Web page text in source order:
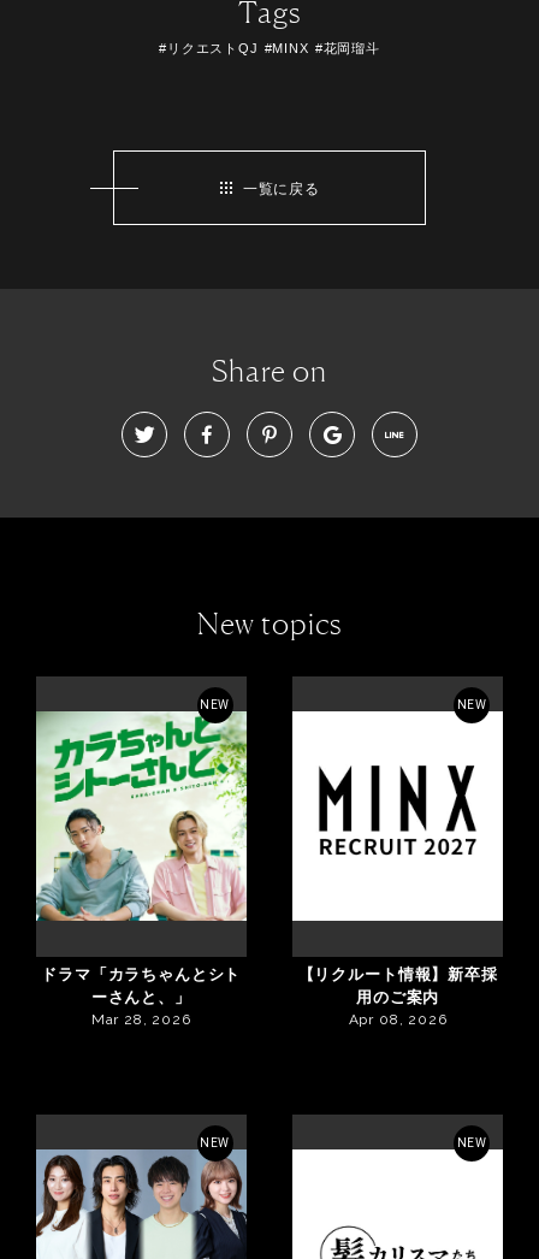
Tags
#リクエストQJ #MINX #花岡瑠斗
一覧に戻る
Share on
New topics
NEW
ドラマ「カラちゃんとシト
ーさんと、」
Mar 28, 2026
NEW
【リクルート情報】新卒採
用のご案内
Apr 08, 2026
NEW NEW